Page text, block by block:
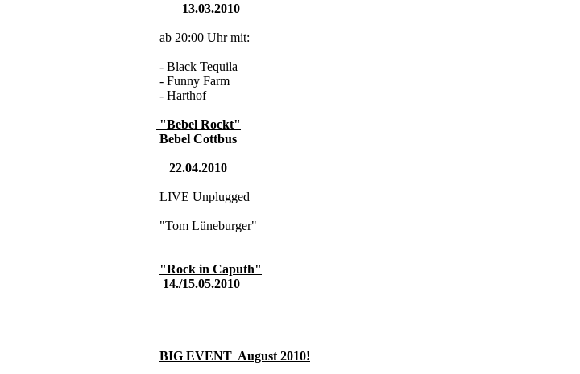
13.03.2010
ab 20:00 Uhr mit:
- Black Tequila
- Funny Farm
- Harthof
"Bebel Rockt"
Bebel Cottbus
22.04.2010
LIVE Unplugged
"Tom Lüneburger"
"Rock in Caputh"
14./15.05.2010
BIG EVENT August 2010!